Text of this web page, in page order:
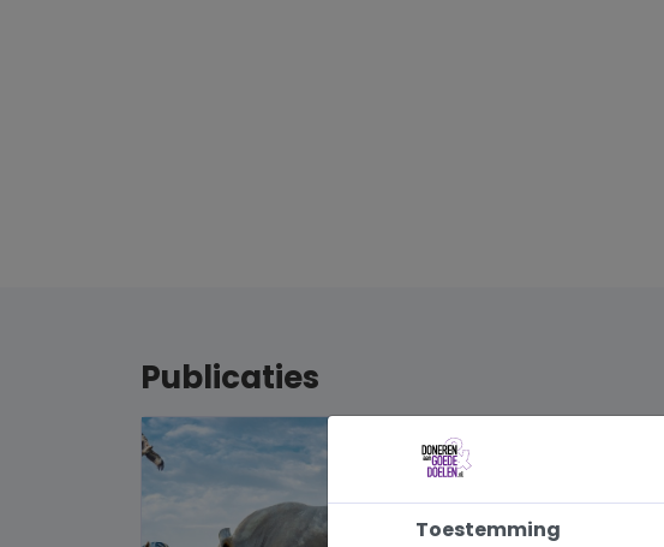
Publicaties
Toestemming